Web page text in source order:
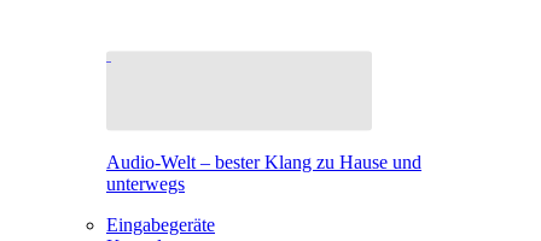
Audio-Welt – bester Klang zu Hause und
unterwegs
Eingabegeräte